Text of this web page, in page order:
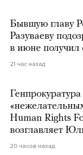
Бывшую главу
Разуваеву
в июне получил
21 час назад
Human Rights
возглавляет
20 часов назад